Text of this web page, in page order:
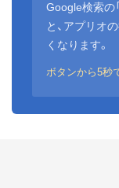
Google検索の
と、アプリオ
くなります。
ボタンから5秒